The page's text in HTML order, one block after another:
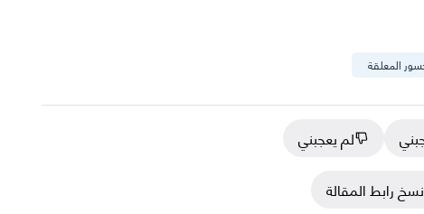
المعلقة
لم يعجبني
نسخ رابط المقالة